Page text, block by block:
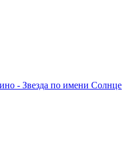
- Звезда по имени Солнце